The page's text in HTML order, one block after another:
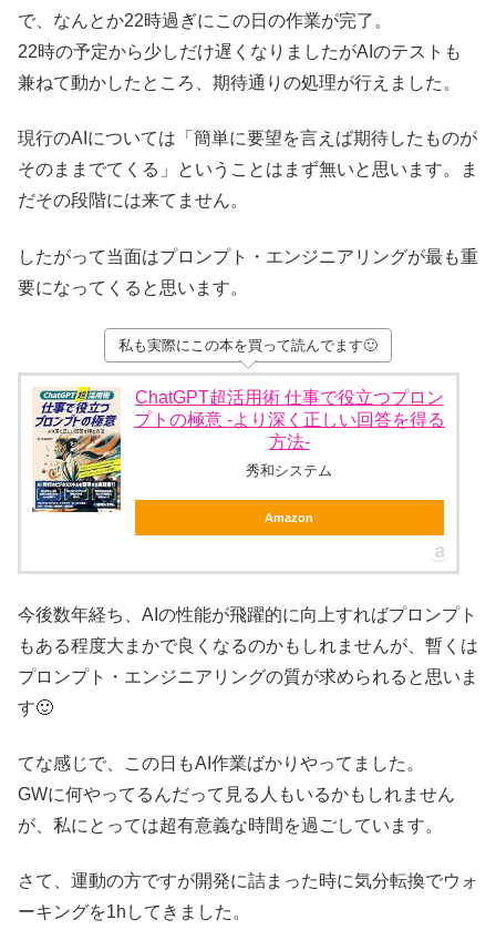
で、なんとか22時過ぎにこの日の作業が完了。
22時の予定から少しだけ遅くなりましたがAIのテストも
兼ねて動かしたところ、期待通りの処理が行えました。
現行のAIについては「簡単に要望を言えば期待したものが
そのままでてくる」ということはまず無いと思います。ま
だその段階には来てません。
したがって当面はプロンプト・エンジニアリングが最も重
要になってくると思います。
私も実際にこの本を買って読んでます🙂
ChatGPT超活用術 仕事で役立つプロン
プトの極意 -より深く正しい回答を得る
方法-
秀和システム
Amazon
今後数年経ち、AIの性能が飛躍的に向上すればプロンプト
もある程度大まかで良くなるのかもしれませんが、暫くは
プロンプト・エンジニアリングの質が求められると思いま
す🙂
てな感じで、この日もAI作業ばかりやってました。
GWに何やってるんだって見る人もいるかもしれません
が、私にとっては超有意義な時間を過ごしています。
さて、運動の方ですが開発に詰まった時に気分転換でウォ
ーキングを1hしてきました。